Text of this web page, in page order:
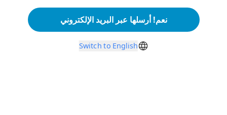
نعم! أرسلها عبر البريد الإلكتروني
Switch to English